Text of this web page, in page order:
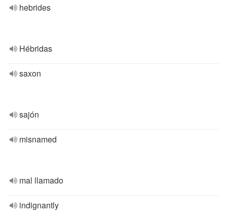
hebrides
Hébridas
saxon
sajón
misnamed
mal llamado
indignantly